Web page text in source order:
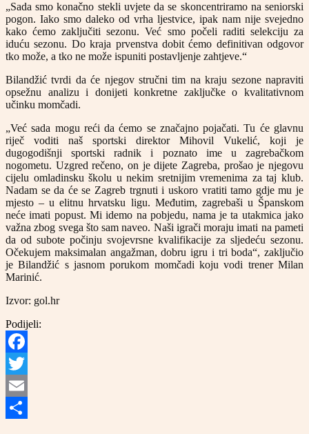
„Sada smo konačno stekli uvjete da se skoncentriramo na seniorski
pogon. Iako smo daleko od vrha ljestvice, ipak nam nije svejedno
kako ćemo zaključiti sezonu. Već smo počeli raditi selekciju za
iduću sezonu. Do kraja prvenstva dobit ćemo definitivan odgovor
tko može, a tko ne može ispuniti postavljenje zahtjeve.“
Bilandžić tvrdi da će njegov stručni tim na kraju sezone napraviti
opsežnu analizu i donijeti konkretne zaključke o kvalitativnom
učinku momčadi.
„Već sada mogu reći da ćemo se značajno pojačati. Tu će glavnu
riječ voditi naš sportski direktor Mihovil Vukelić, koji je
dugogodišnji sportski radnik i poznato ime u zagrebačkom
nogometu. Uzgred rečeno, on je dijete Zagreba, prošao je njegovu
cijelu omladinsku školu u nekim sretnijim vremenima za taj klub.
Nadam se da će se Zagreb trgnuti i uskoro vratiti tamo gdje mu je
mjesto – u elitnu hrvatsku ligu. Međutim, zagrebaši u Španskom
neće imati popust. Mi idemo na pobjedu, nama je ta utakmica jako
važna zbog svega što sam naveo. Naši igrači moraju imati na pameti
da od subote počinju svojevrsne kvalifikacije za sljedeću sezonu.
Očekujem maksimalan angažman, dobru igru i tri boda“, zaključio
je Bilandžić s jasnom porukom momčadi koju vodi trener Milan
Marinić.
Izvor: gol.hr
Podijeli:
Facebook
Twitter
Email